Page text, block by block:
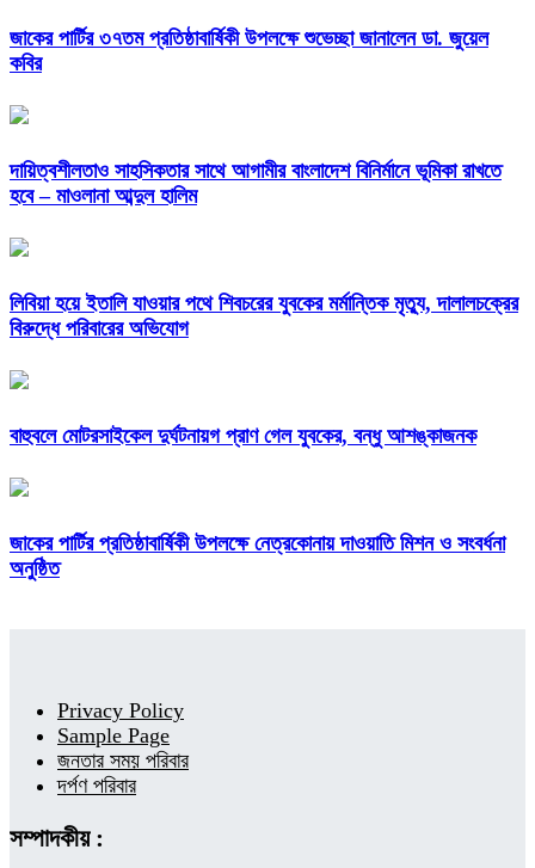
জাকের পার্টির ৩৭তম প্রতিষ্ঠাবার্ষিকী উপলক্ষে শুভেচ্ছা জানালেন ডা. জুয়েল
কবির
দায়িত্বশীলতাও সাহসিকতার সাথে আগামীর বাংলাদেশ বিনির্মানে ভূমিকা রাখতে
হবে – মাওলানা আব্দুল হালিম
লিবিয়া হয়ে ইতালি যাওয়ার পথে শিবচরের যুবকের মর্মান্তিক মৃত্যু, দালালচক্রের
বিরুদ্ধে পরিবারের অভিযোগ
বাহুবলে মোটরসাইকেল দুর্ঘটনায়গ প্রাণ গেল যুবকের, বন্ধু আশঙ্কাজনক
জাকের পার্টির প্রতিষ্ঠাবার্ষিকী উপলক্ষে নেত্রকোনায় দাওয়াতি মিশন ও সংবর্ধনা
অনুষ্ঠিত
Privacy Policy
Sample Page
জনতার সময় পরিবার
দর্পণ পরিবার
সম্পাদকীয় :